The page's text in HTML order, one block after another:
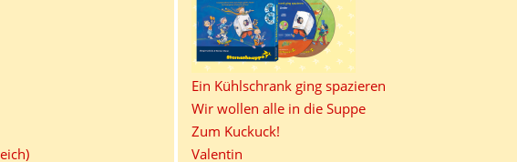
Ein Kühlschrank ging spazieren
Wir wollen alle in die Suppe
Zum Kuckuck!
Valentin